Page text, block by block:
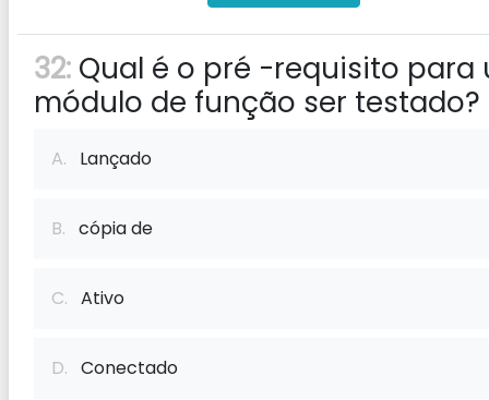
32: Qual é o pré -requisito para
módulo de função ser testado?
A. Lançado
B. cópia de
C. Ativo
D. Conectado